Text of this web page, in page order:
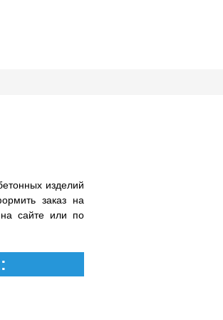
изделий
заказ на
сайте или по